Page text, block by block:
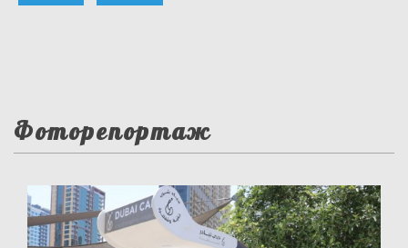
Фоторепортаж